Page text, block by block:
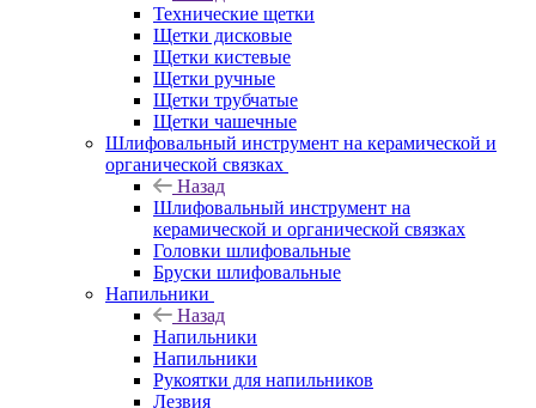
Технические щетки
Щетки дисковые
Щетки кистевые
Щетки ручные
Щетки трубчатые
Щетки чашечные
Шлифовальный инструмент на керамической и
органической связках
Назад
Шлифовальный инструмент на
керамической и органической связках
Головки шлифовальные
Бруски шлифовальные
Напильники
Назад
Напильники
Напильники
Рукоятки для напильников
Лезвия